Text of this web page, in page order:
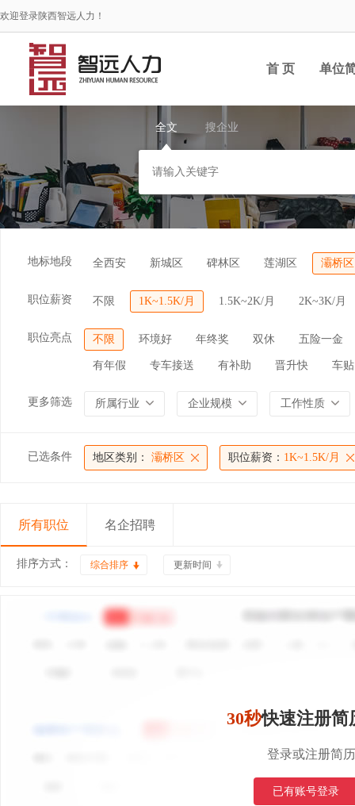
欢迎登录陕西智远人力！
首 页 单位
全文 搜企业
地标地段 全西安 新城区 碑林区 莲湖区 灞桥区
职位薪资 不限 1K~1.5K/月 1.5K~2K/月 2K~3K/月
职位亮点 不限 环境好 年终奖 双休 五险一金
有年假 专车接送 有补助 晋升快 车贴
更多筛选 所属行业 企业规模 工作性质
已选条件 地区类别： 灞桥区 职位薪资： 1K~1.5K/月
所有职位 名企招聘
排序方式： 综合排序 更新时间
30秒快速注册简
登录或注册简
已有账号登录